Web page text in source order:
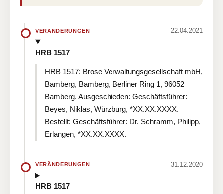
VERÄNDERUNGEN 22.04.2021
HRB 1517
HRB 1517: Brose Verwaltungsgesellschaft mbH,
Bamberg, Bamberg, Berliner Ring 1, 96052
Bamberg. Ausgeschieden: Geschäftsführer:
Beyes, Niklas, Würzburg, *XX.XX.XXXX.
Bestellt: Geschäftsführer: Dr. Schramm, Philipp,
Erlangen, *XX.XX.XXXX.
VERÄNDERUNGEN 31.12.2020
HRB 1517